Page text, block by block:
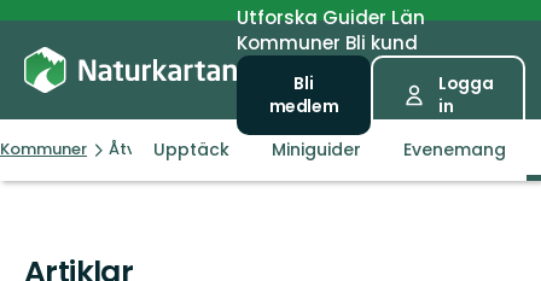
UtforskaGuiderLän
Kommuner Bli kund
Bli
medlem
Logga
in
Kommuner Åtvidaberg
Upptäck Miniguider Evenemang
Artiklar